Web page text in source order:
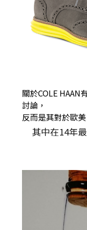
關於COLE HAAN
討論，
反而是其對於歐
其中在14年